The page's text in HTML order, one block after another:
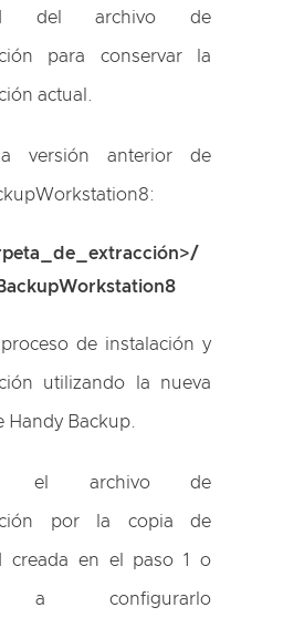
del archivo de
para conservar la
actual.
versión anterior de
de instalación y
utilizando la nueva
Handy Backup.
el archivo de
por la copia de
creada en el paso 1 o
a configurarlo